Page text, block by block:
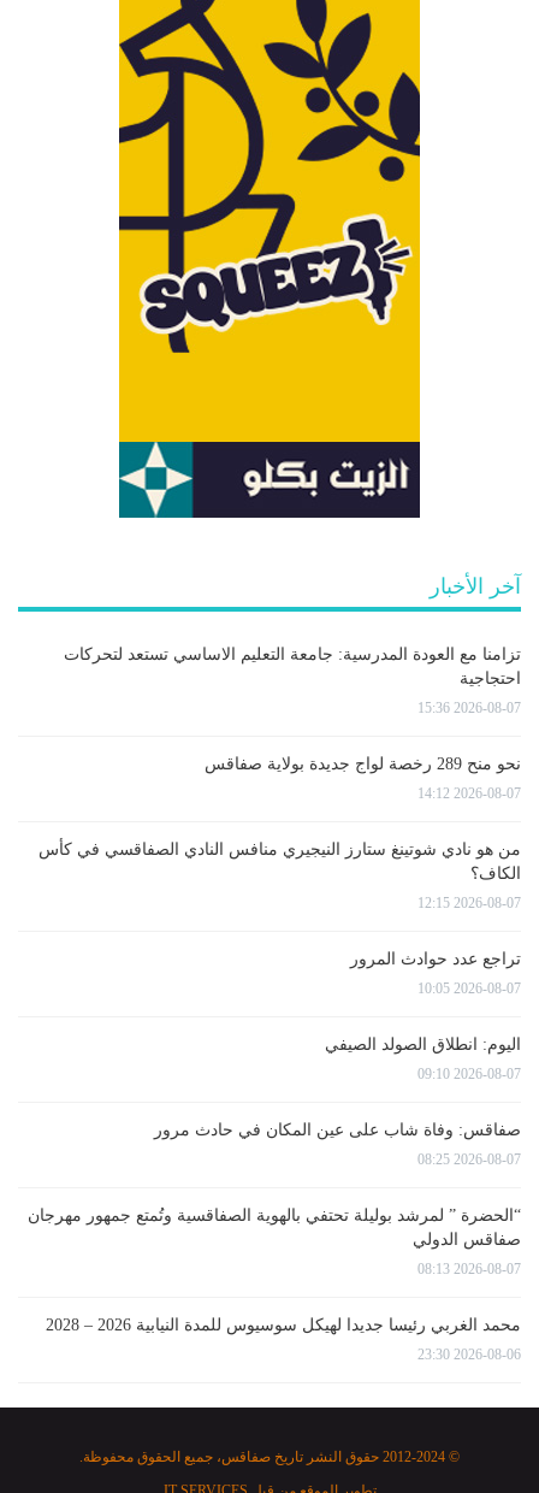
آخر الأخبار
تزامنا مع العودة المدرسية: جامعة التعليم الاساسي تستعد لتحركات
احتجاجية
2026-08-07 15:36
نحو منح 289 رخصة لواج جديدة بولاية صفاقس
2026-08-07 14:12
من هو نادي شوتينغ ستارز النيجيري منافس النادي الصفاقسي في كأس
الكاف؟
2026-08-07 12:15
تراجع عدد حوادث المرور
2026-08-07 10:05
اليوم: انطلاق الصولد الصيفي
2026-08-07 09:10
صفاقس: وفاة شاب على عين المكان في حادث مرور
2026-08-07 08:25
“الحضرة ” لمرشد بوليلة تحتفي بالهوية الصفاقسية وتُمتع جمهور مهرجان
صفاقس الدولي
2026-08-07 08:13
محمد الغربي رئيسا جديدا لهيكل سوسيوس للمدة النيابية 2026 – 2028
2026-08-06 23:30
© 2012-2024 حقوق النشر تاريخ صفاقس، جميع الحقوق محفوظة.